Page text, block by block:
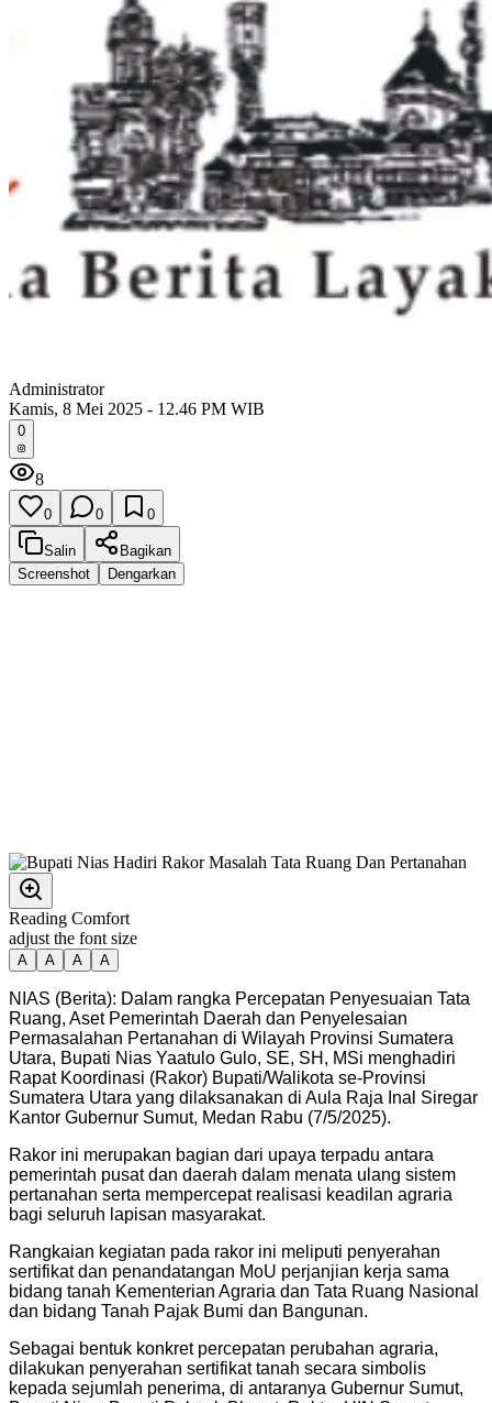
Administrator
Kamis, 8 Mei 2025 - 12.46 PM WIB
0
8
0 0 0
Salin
Bagikan
Screenshot
Dengarkan
Reading Comfort
adjust the font size
A A A A
NIAS (Berita): Dalam rangka Percepatan Penyesuaian Tata
Ruang, Aset Pemerintah Daerah dan Penyelesaian
Permasalahan Pertanahan di Wilayah Provinsi Sumatera
Utara, Bupati Nias Yaatulo Gulo, SE, SH, MSi menghadiri
Rapat Koordinasi (Rakor) Bupati/Walikota se-Provinsi
Sumatera Utara yang dilaksanakan di Aula Raja Inal Siregar
Kantor Gubernur Sumut, Medan Rabu (7/5/2025).
Rakor ini merupakan bagian dari upaya terpadu antara
pemerintah pusat dan daerah dalam menata ulang sistem
pertanahan serta mempercepat realisasi keadilan agraria
bagi seluruh lapisan masyarakat.
Rangkaian kegiatan pada rakor ini meliputi penyerahan
sertifikat dan penandatangan MoU perjanjian kerja sama
bidang tanah Kementerian Agraria dan Tata Ruang Nasional
dan bidang Tanah Pajak Bumi dan Bangunan.
Sebagai bentuk konkret percepatan perubahan agraria,
dilakukan penyerahan sertifikat tanah secara simbolis
kepada sejumlah penerima, di antaranya Gubernur Sumut,